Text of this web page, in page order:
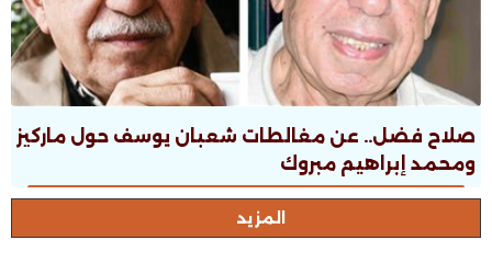
صلاح فضل.. عن مغالطات شعبان يوسف حول ماركيز
ومحمد إبراهيم مبروك
المزيد